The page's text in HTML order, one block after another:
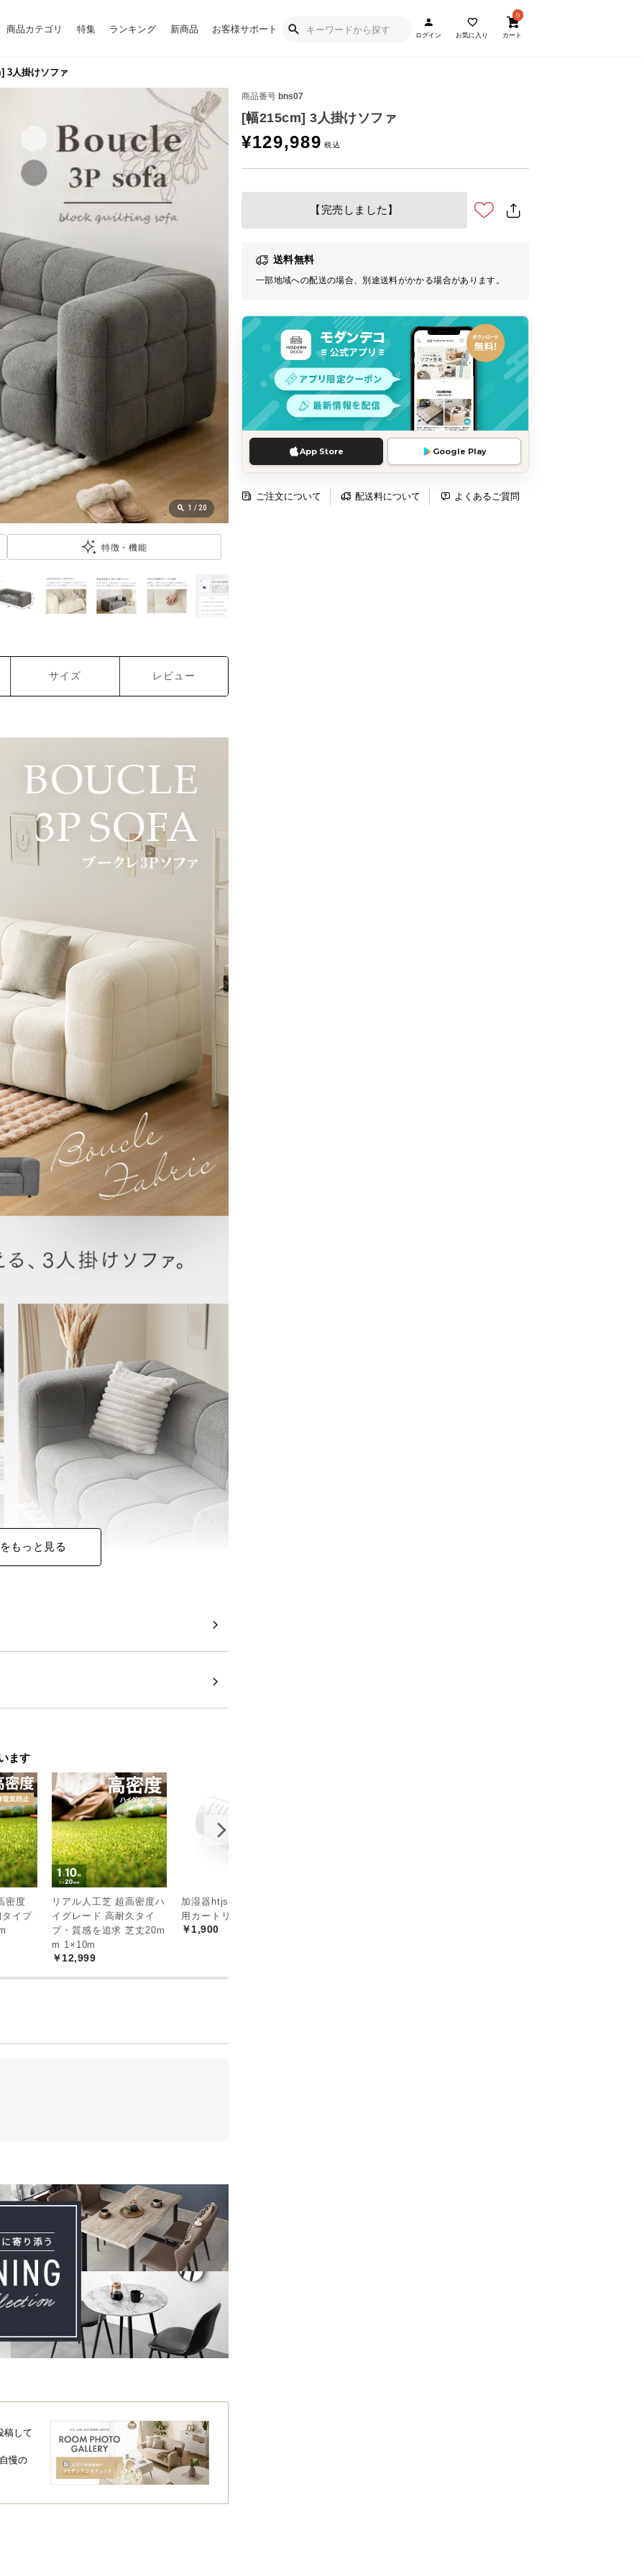
商品カテゴリ 特集 ランキング 新商品 お客様サポート
ログイン お気に入り
0
カート
3人掛けソファ
商品番号 bns07
[幅215cm] 3人掛けソファ
¥129,989
【完売しました】
送料無料
一部地域への配送の場合、別途送料がかかる場合があります。
App Store Google Play
ご注文について 配送料について よくあるご質問
1 / 20
特徴・機能
サイズ レビュー
もっと見る
ます
密度
イプ
リアル人工芝 超高密度ハ
イグレード 高耐久タイ
プ・質感を追求 芝丈20m
m 1×10m
￥12,999
加湿器htjs-001専用 交換
用カートリッジ
￥1,900
稿して
慢の